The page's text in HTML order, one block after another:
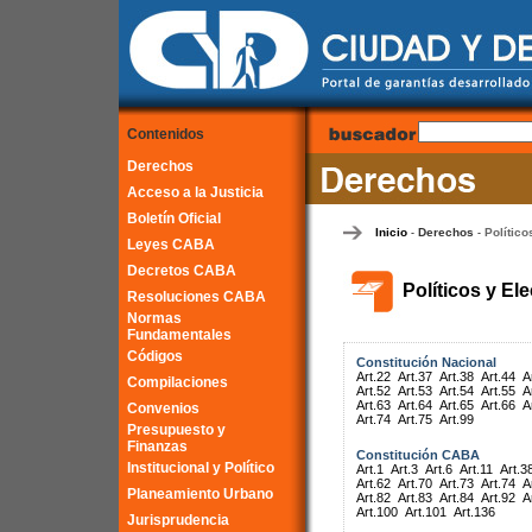
Contenidos
Derechos
Acceso a la Justicia
Boletín Oficial
Leyes CABA
Decretos CABA
Resoluciones CABA
Normas
Fundamentales
Códigos
Compilaciones
Convenios
Presupuesto y
Finanzas
Institucional y Político
Planeamiento Urbano
Jurisprudencia
Inicio- Derechos -
Políticos y
Constitución Nacional
Art.22 Art.37 Art.38 Art.44
Art.52 Art.53 Art.54 Art.55
Art.63 Art.64 Art.65 Art.66
Art.74 Art.75 Art.99
Constitución CABA
Art.1
Art.3 Art.6 Art.11
Art.62 Art.70 Art.73 Art.74
Art.82 Art.83 Art.84 Art.92
Art.100 Art.101 Art.136